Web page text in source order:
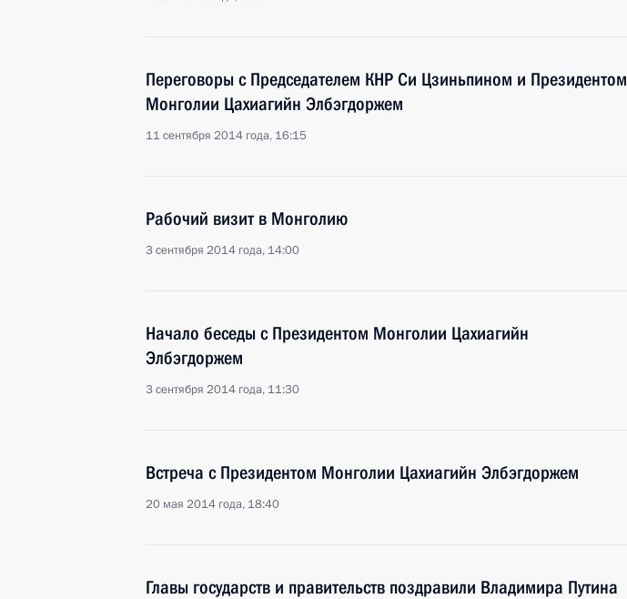
Переговоры с Председателем КНР Си Цзиньпином и Президентом
Монголии Цахиагийн Элбэгдоржем
11 сентября 2014 года, 16:15
Рабочий визит в Монголию
3 сентября 2014 года, 14:00
Начало беседы с Президентом Монголии Цахиагийн
Элбэгдоржем
3 сентября 2014 года, 11:30
Встреча с Президентом Монголии Цахиагийн Элбэгдоржем
20 мая 2014 года, 18:40
Главы государств и правительств поздравили Владимира Путина